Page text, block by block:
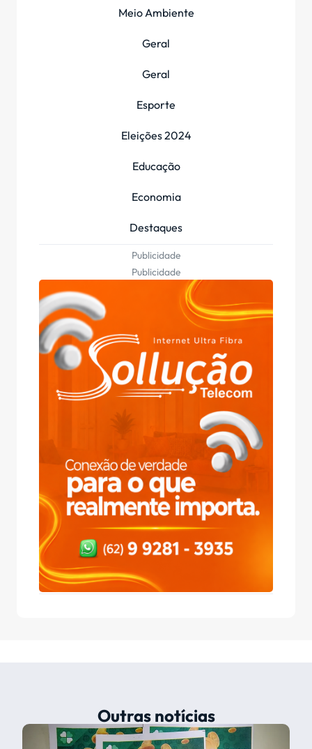
Meio Ambiente
Geral
Geral
Esporte
Eleições 2024
Educação
Economia
Destaques
Publicidade
Publicidade
Outras notícias